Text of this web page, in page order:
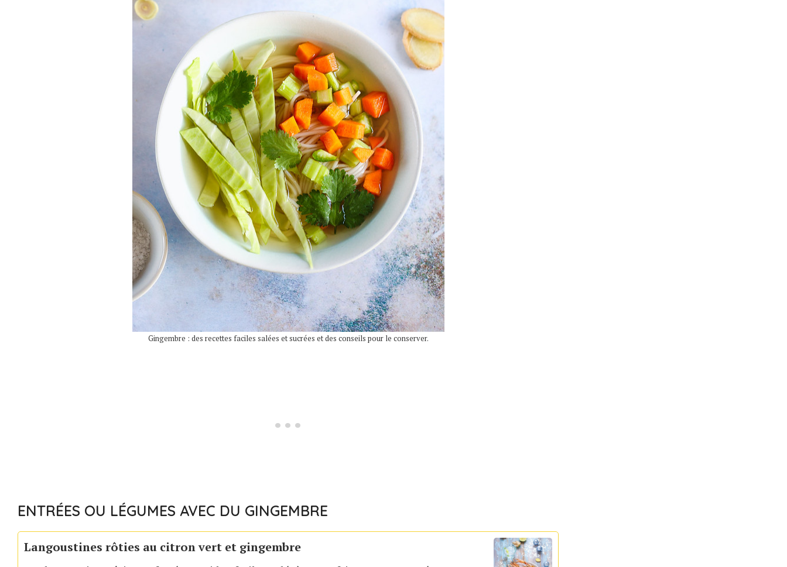
Gingembre : des recettes faciles salées et sucrées et des conseils pour le conserver.
ENTRÉES OU LÉGUMES AVEC DU GINGEMBRE
Langoustines rôties au citron vert et gingembre